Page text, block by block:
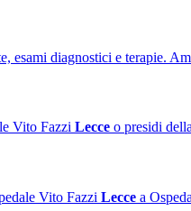
esami diagnostici e terapie.
Vito Fazzi Lecce o presidi
Vito Fazzi Lecce a